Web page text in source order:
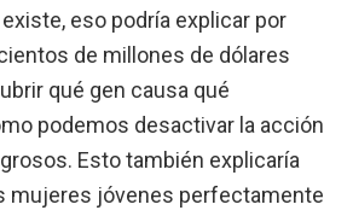
eso podría explicar por
de millones de dólares
qué gen causa qué
podemos desactivar la acción
Esto también explicaría
mujeres jóvenes perfectamente